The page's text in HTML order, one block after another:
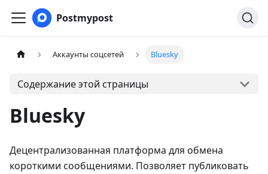
Postmypost
Аккаунты соцсетей Bluesky
Содержание этой страницы
Bluesky
Децентрализованная платформа для обмена
короткими сообщениями. Позволяет публиковать